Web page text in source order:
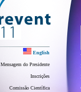
English
Mensagem do Presidente
Inscrições
Comissão Científica